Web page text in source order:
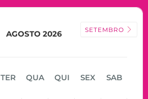
AGOSTO 2026 SETEMBRO
TER QUA QUI SEX SAB